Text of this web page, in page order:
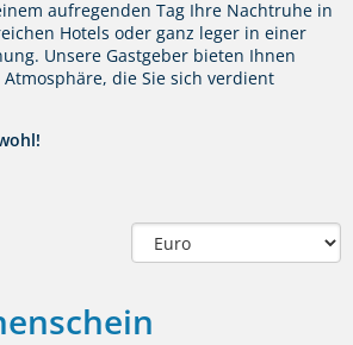
aufregenden Tag Ihre Nachtruhe in
Hotels oder ganz leger in einer
Unsere Gastgeber bieten Ihnen
die Sie sich verdient